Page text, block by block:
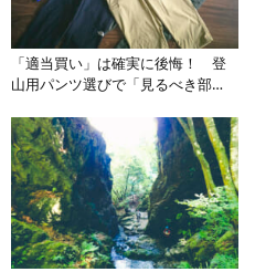
「適当買い」は確実に後悔！ 登
山用パンツ選びで「見るべき部